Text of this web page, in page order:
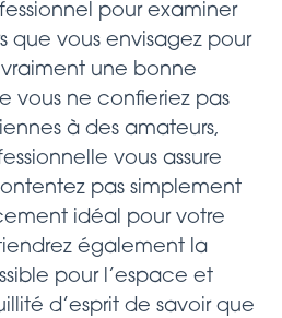
pour examiner
que vous envisagez pour
une bonne
vous ne confieriez pas
à des amateurs,
vous assure
pas simplement
idéal pour votre
également la
pour l’espace et
d’esprit de savoir que